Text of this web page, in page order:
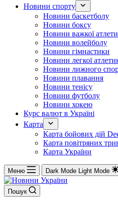
Новини спорту
Новини баскетболу
Новини боксу
Новини важкої
Новини волейболу
Новини гімнастики
Новини легкої
Новини лижного
Новини плавання
Новини тенісу
Новини футболу
Новини хокею
Курс валют в Україні
Карта
Карта бойових дій
Карта повітряних
Карта України
Меню Dark Mode Light Mode
Пошук